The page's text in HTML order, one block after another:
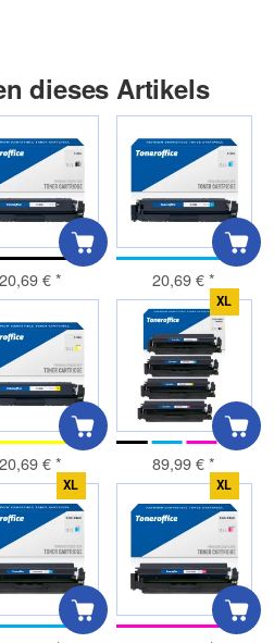
dieses Artikels
20,69 €* 20,69 €*
20,69 €*
XL
89,99 €*
XL XL